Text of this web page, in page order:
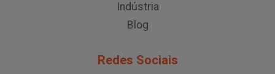
Indústria
Blog
Redes Sociais